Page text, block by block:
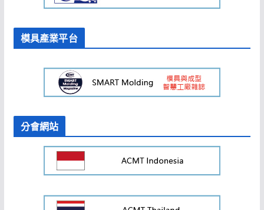
模具產業平台
分會網站